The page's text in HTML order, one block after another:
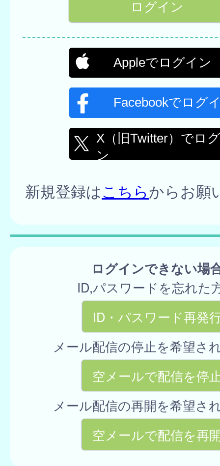
Appleでログイン
Facebookでログ
X（旧Twitter）でロ
ン
新規登録はこちらからお願
ログインできない場
ID,パスワードを忘れた
ID・パスワード再発
メール配信の停止を希望さ
空メールで配信を停
メール配信の再開を希望さ
空メールで配信を再